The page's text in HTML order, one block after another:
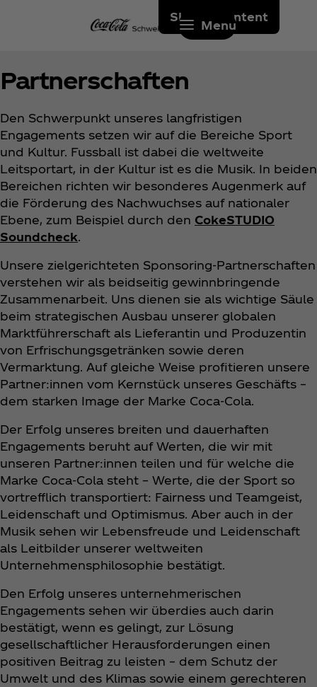
Skip to content
Menu
Partnerschaften
Den Schwerpunkt unseres langfristigen
Engagements setzen wir auf die Bereiche Sport
und Kultur. Fussball ist dabei die weltweite
Leitsportart, in der Kultur ist es die Musik. In beiden
Bereichen richten wir besonderes Augenmerk auf
die Förderung des Nachwuchses auf nationaler
Ebene, zum Beispiel durch den CokeSTUDIO
Soundcheck.
Unsere zielgerichteten Sponsoring-Partnerschaften
verstehen wir als beidseitig gewinnbringende
Zusammenarbeit. Uns dienen sie als wichtige Säule
beim strategischen Ausbau unserer globalen
Marktführerschaft als Lieferantin und Produzentin
von Erfrischungsgetränken sowie deren
Vermarktung. Auf gleiche Weise profitieren unsere
Partner:innen vom Kernstück unseres Geschäfts –
dem starken Image der Marke Coca‑Cola.
Der Erfolg unseres breiten und dauerhaften
Engagements beruht auf Werten, die wir mit
unseren Partner:innen teilen und für welche die
Marke Coca‑Cola steht – Werte, die der Sport so
vortrefflich transportiert: Fairness und Teamgeist,
Leidenschaft und Optimismus. Aber auch in der
Musik sehen wir Lebensfreude und Leidenschaft
als Leitbilder unserer weltweiten
Unternehmensphilosophie bestätigt.
Den Erfolg unseres unternehmerischen
Engagements sehen wir überdies auch darin
bestätigt, wenn es gelingt, zur Lösung
gesellschaftlicher Herausforderungen einen
positiven Beitrag zu leisten – dem Schutz der
Umwelt und des Klimas sowie einem gerechteren